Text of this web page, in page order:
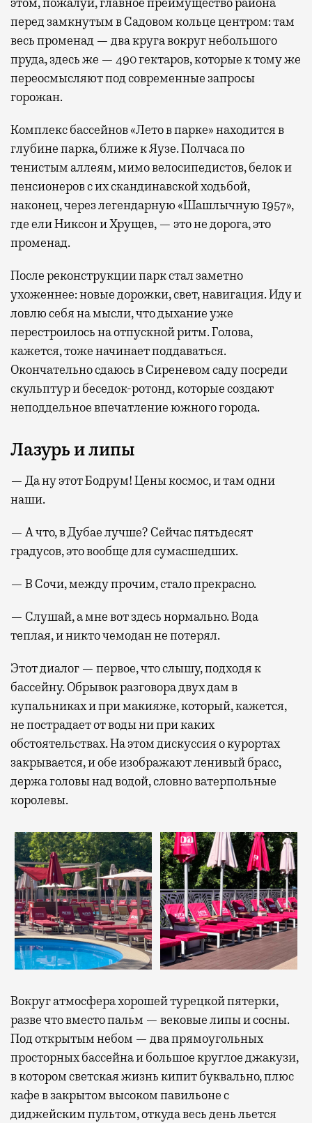
перед замкнутым в Садовом кольце центром: там
весь променад — два круга вокруг небольшого
пруда, здесь же — 490 гектаров, которые к тому же
переосмысляют под современные запросы
горожан.
Комплекс бассейнов «Лето в парке» находится в
глубине парка, ближе к Яузе. Полчаса по
тенистым аллеям, мимо велосипедистов, белок и
пенсионеров с их скандинавской ходьбой,
наконец, через легендарную «Шашлычную 1957»,
где ели Никсон и Хрущев, — это не дорога, это
променад.
После реконструкции парк стал заметно
ухоженнее: новые дорожки, свет, навигация. Иду и
ловлю себя на мысли, что дыхание уже
перестроилось на отпускной ритм. Голова,
кажется, тоже начинает поддаваться.
Окончательно сдаюсь в Сиреневом саду посреди
скульптур и беседок-ротонд, которые создают
неподдельное впечатление южного города.
Лазурь и липы
— Да ну этот Бодрум! Цены космос, и там одни
наши.
— А что, в Дубае лучше? Сейчас пятьдесят
градусов, это вообще для сумасшедших.
— В Сочи, между прочим, стало прекрасно.
— Слушай, а мне вот здесь нормально. Вода
теплая, и никто чемодан не потерял.
Этот диалог — первое, что слышу, подходя к
бассейну. Обрывок разговора двух дам в
купальниках и при макияже, который, кажется,
не пострадает от воды ни при каких
обстоятельствах. На этом дискуссия о курортах
закрывается, и обе изображают ленивый брасс,
держа головы над водой, словно ватерпольные
королевы.
Вокруг атмосфера хорошей турецкой пятерки,
разве что вместо пальм — вековые липы и сосны.
Под открытым небом — два прямоугольных
просторных бассейна и большое круглое джакузи,
в котором светская жизнь кипит буквально, плюс
кафе в закрытом высоком павильоне с
диджейским пультом, откуда весь день льется